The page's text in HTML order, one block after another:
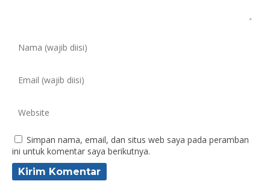
Simpan nama, email, dan situs web saya pada peramban
ini untuk komentar saya berikutnya.